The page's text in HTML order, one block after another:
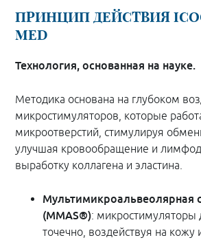
ПРИНЦИП ДЕЙСТВИЯ
MED
Технология, основанная на науке.
Методика основана на глубоком
микростимуляторов, которые
микроотверстий, стимулируя
улучшая кровообращение и
выработку коллагена и эластина.
Мультимикроальвеолярная
(MMAS®): микростимуляторы
точечно, воздействуя на кожу